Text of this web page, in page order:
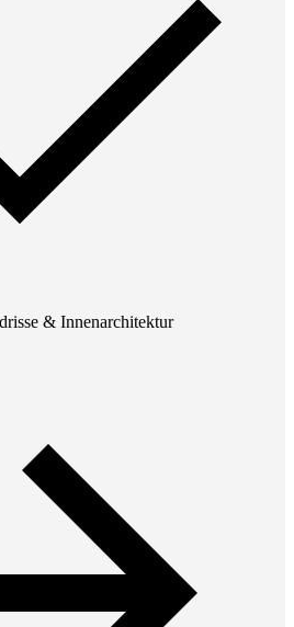
& Innenarchitektur